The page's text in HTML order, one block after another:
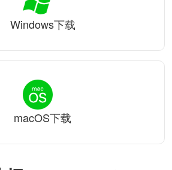
Windows下载
macOS下载